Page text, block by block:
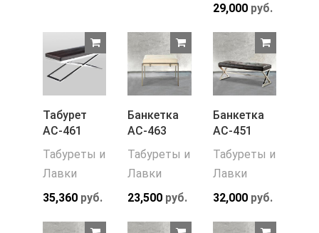
29,000руб.
Табурет
АС-461
Табуреты и
Лавки
35,360 руб.
Банкетка
АС-463
Табуреты и
Лавки
23,500 руб.
Банкетка
АС-451
Табуреты и
Лавки
32,000руб.